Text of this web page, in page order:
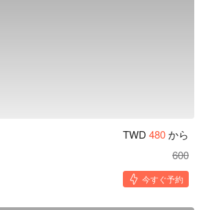
TWD 480から
600
今すぐ予約